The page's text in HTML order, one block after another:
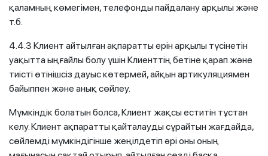
қаламның көмегімен, телефонды пайдалану арқылы және
т.б.
4.4.3 Клиент айтылған ақпаратты ерін арқылы түсінетін
уақытта ыңғайлы болу үшін Клиенттің бетіне қарап және
тиісті өтінішсіз дауыс көтермей, айқын артикуляциямен
байыппен және анық сөйлеу.
Мүмкіндік болатын болса, Клиент жақсы еститін тұстан
келу. Клиент ақпаратты қайталауды сұрайтын жағдайда,
сөйлемді мүмкіндігінше жеңілдетіп әрі оны оның